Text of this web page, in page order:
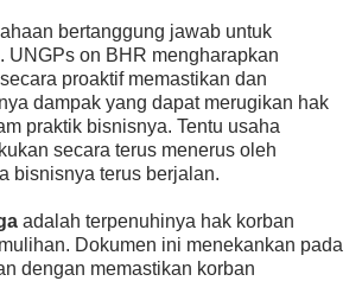
bertanggung jawab untuk
UNGPs on BHR mengharapkan
proaktif memastikan dan
dampak yang dapat merugikan hak
praktik bisnisnya. Tentu usaha
secara terus menerus oleh
bisnisnya terus berjalan.
adalah terpenuhinya hak korban
Dokumen ini menekankan pada
dengan memastikan korban